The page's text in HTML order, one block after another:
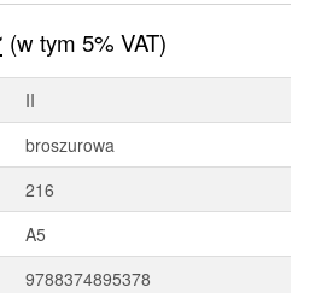
Aktualna
cena
wynosi:
19,99 zł.
(w tym 5% VAT)
II
broszurowa
216
A5
9788374895378